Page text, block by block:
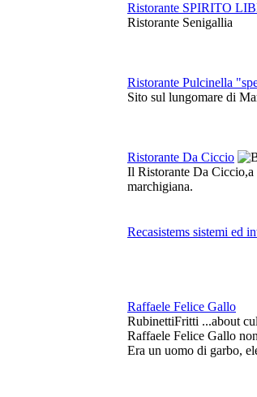
Ristorante SPIRITO
Ristorante Senigallia
Ristorante Pulcinella
Sito sul lungomare di
Ristorante Da Ciccio
Il Ristorante Da Ciccio,a
marchigiana.
Recasistems sistemi ed
Raffaele Felice Gallo
RubinettiFritti ...about
Raffaele Felice Gallo
Era un uomo di garbo,